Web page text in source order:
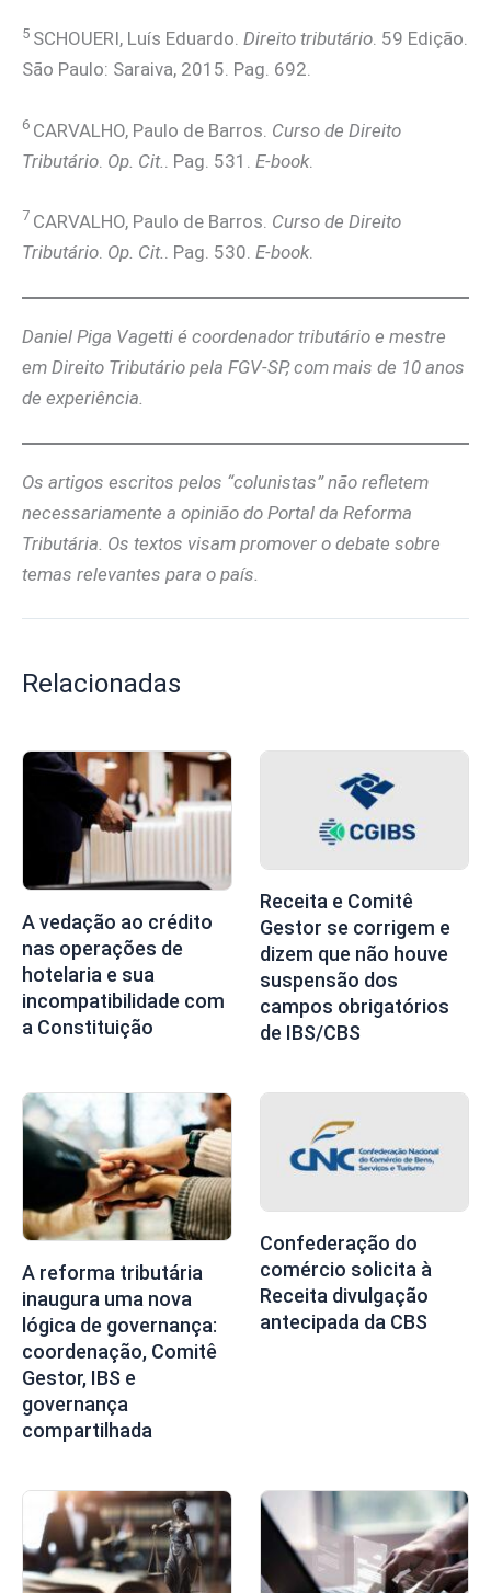
5 SCHOUERI, Luís Eduardo. Direito tributário. 59 Edição.
São Paulo: Saraiva, 2015. Pag. 692.
6 CARVALHO, Paulo de Barros. Curso de Direito
Tributário Op. Cit. . Pag. 531. E-book.
7 CARVALHO, Paulo de Barros. Curso de Direito
Tributário Op. Cit. . Pag. 530. E-book.
Daniel Piga Vagetti é coordenador tributário e mestre
em Direito Tributário pela FGV-SP, com mais de 10 anos
de experiência.
Os artigos escritos pelos “colunistas” não refletem
necessariamente a opinião do Portal da Reforma
Tributária. Os textos visam promover o debate sobre
temas relevantes para o país.
Relacionadas
A vedação ao crédito
nas operações de
hotelaria e sua
incompatibilidade com
a Constituição
Receita e Comitê
Gestor se corrigem e
dizem que não houve
suspensão dos
campos obrigatórios
de IBS/CBS
A reforma tributária
inaugura uma nova
lógica de governança:
coordenação, Comitê
Gestor, IBS e
governança
compartilhada
Confederação do
comércio solicita à
Receita divulgação
antecipada da CBS